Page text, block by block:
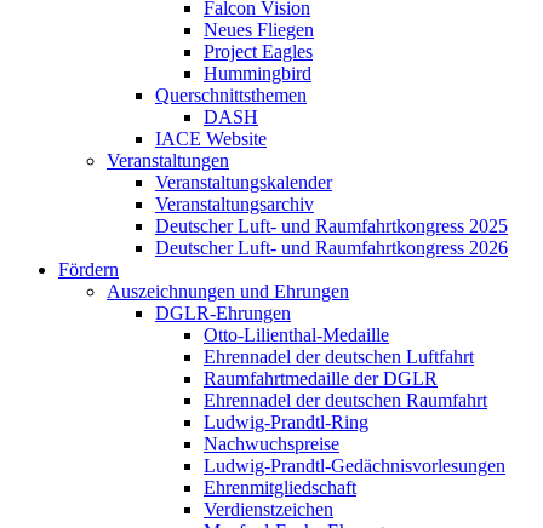
Falcon Vision
Neues Fliegen
Project Eagles
Hummingbird
Querschnittsthemen
DASH
IACE Website
Veranstaltungen
Veranstaltungskalender
Veranstaltungsarchiv
Deutscher Luft- und Raumfahrtkongress 2025
Deutscher Luft- und Raumfahrtkongress 2026
Fördern
Auszeichnungen und Ehrungen
DGLR-Ehrungen
Otto-Lilienthal-Medaille
Ehrennadel der deutschen Luftfahrt
Raumfahrtmedaille der DGLR
Ehrennadel der deutschen Raumfahrt
Ludwig-Prandtl-Ring
Nachwuchspreise
Ludwig-Prandtl-Gedächnisvorlesungen
Ehrenmitgliedschaft
Verdienstzeichen